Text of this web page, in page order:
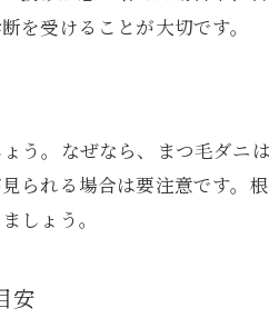
毛ダニゼロを目指す健康的な
を受けることが大切です。
う。なぜなら、まつ毛ダ
られる場合は要注意です。
しょう。
安